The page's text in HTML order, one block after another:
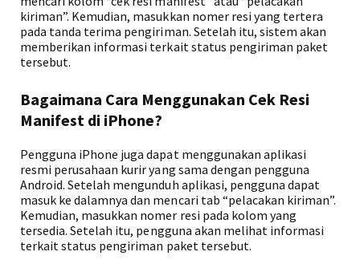
kiriman”. Kemudian, masukkan nomer resi yang tertera
pada tanda terima pengiriman. Setelah itu, sistem akan
memberikan informasi terkait status pengiriman paket
tersebut.
Bagaimana Cara Menggunakan Cek Resi
Manifest di iPhone?
Pengguna iPhone juga dapat menggunakan aplikasi
resmi perusahaan kurir yang sama dengan pengguna
Android. Setelah mengunduh aplikasi, pengguna dapat
masuk ke dalamnya dan mencari tab “pelacakan kiriman”.
Kemudian, masukkan nomer resi pada kolom yang
tersedia. Setelah itu, pengguna akan melihat informasi
terkait status pengiriman paket tersebut.